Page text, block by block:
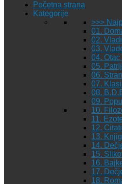
Početna strana
Kategorije
>>>
01.
02.
03.
04. Otac
05.
06.
07.
08.
09.
10.
11.
12.
13.
14.
15.
16.
17.
18.